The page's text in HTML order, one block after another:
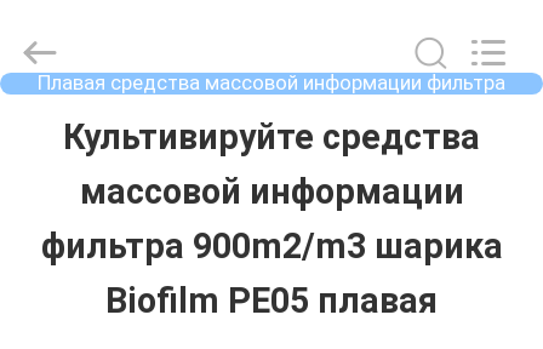
ДОМОЙ
ПРОДУКТЫ
LuoX
Plastic
CO.,LTD.Плавая средства массовой информации фильтра
шарика
Культивируйте средства
массовой информации
фильтра 900m2/m3 шарика
Biofilm PE05 плавая